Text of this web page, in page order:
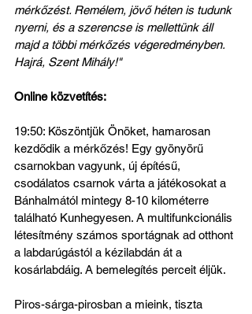
mérkőzést. Remélem, jövő héten is tudunk
nyerni, és a szerencse is mellettünk áll
majd a többi mérkőzés végeredményben.
Hajrá, Szent Mihály!"
Online közvetítés:
19:50: Köszöntjük Önöket, hamarosan
kezdődik a mérkőzés! Egy gyönyörű
csarnokban vagyunk, új építésű,
csodálatos csarnok várta a játékosokat a
Bánhalmától mintegy 8-10 kilométerre
található Kunhegyesen. A multifunkcionális
létesítmény számos sportágnak ad otthont
a labdarúgástól a kézilabdán át a
kosárlabdáig. A bemelegítés perceit éljük.
Piros-sárga-pirosban a mieink, tiszta